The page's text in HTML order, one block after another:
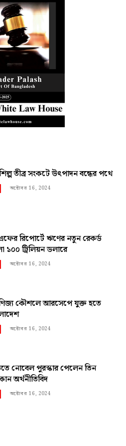
তীব্র সংকটে উৎপাদন বন্ধের পথে
অক্টোবর 16, 2024
রিপোর্টে ঋণের নতুন রেকর্ড
১০০ ট্রিলিয়ন ডলারে
অক্টোবর 16, 2024
কৌশলে আরসেপে যুক্ত হতে
অক্টোবর 16, 2024
নোবেল পুরস্কার পেলেন তিন
অর্থনীতিবিদ
অক্টোবর 16, 2024